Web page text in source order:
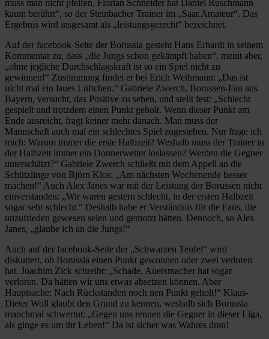
muss man nicht pfeifen, Florian Schneider hat Daniel Ruschmann
kaum berührt“, so der Steinbacher Trainer im „Saar.Amateur“. Das
Ergebnis wird insgesamt als „leistungsgerecht“ bezeichnet.
Auf der facebook-Seite der Borussia gesteht Hans Erhardt in seinem
Kommentar zu, dass „die Jungs schon gekämpft haben“, meint aber,
„ohne jegliche Durchschlagskraft ist so ein Spiel nicht zu
gewinnen!“ Zustimmung findet er bei Erich Weihmann: „Das ist
nicht mal ein laues Lüftchen.“ Gabriele Zwerch, Borussen-Fan aus
Bayern, versucht, das Positive zu sehen, und stellt fest: „Schlecht
gespielt und trotzdem einen Punkt geholt. Wenn dieser Punkt am
Ende ausreicht, fragt keiner mehr danach. Man muss der
Mannschaft auch mal ein schlechtes Spiel zugestehen. Nur frage ich
mich: Warum immer die erste Halbzeit? Weshalb muss der Trainer in
der Halbzeit immer ein Donnerwetter loslassen? Werden die Gegner
unterschätzt?“ Gabriele Zwerch schließt mit dem Appell an die
Schützlinge von Björn Klos: „Am nächsten Wochenende besser
machen!“ Auch Alex Janes war mit der Leistung der Borussen nicht
einverstanden: „Wir waren gestern schlecht, in der ersten Halbzeit
sogar sehr schlecht.“ Deshalb habe er Verständnis für die Fans, die
unzufrieden gewesen seien und gemotzt hätten. Dennoch, so Alex
Janes, „glaube ich an die Jungs!“
Auch auf der facebook-Seite der „Schwarzen Teufel“ wird
diskutiert, ob Borussia einen Punkt gewonnen oder zwei verloren
hat. Joachim Zick schreibt: „Schade, Auersmacher hat sogar
verloren. Da hätten wir uns etwas absetzen können. Aber
Hauptsache: Nach Rückständen noch nen Punkt geholt!“ Klaus-
Dieter Woll glaubt den Grund zu kennen, weshalb sich Borussia
manchmal schwertut: „Gegen uns rennen die Gegner in dieser Liga,
als ginge es um ihr Leben!“ Da ist sicher was Wahres dran!